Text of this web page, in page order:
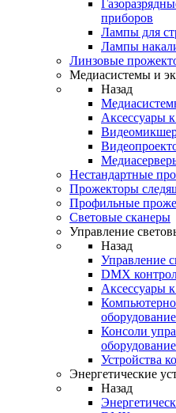
приборов
Лампы для
Лампы
Линзовые
Медиасистемы и
Назад
Аксессуары
Нестандартные
Прожекторы
Профильные
Световые сканеры
Управление
Назад
Управление
DMX
Аксессуары
Консоли
Устройства
Энергетические
Назад